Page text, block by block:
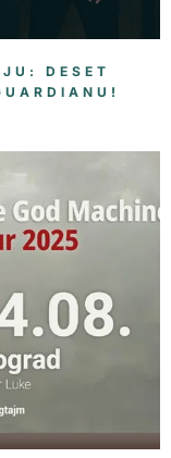
DESET